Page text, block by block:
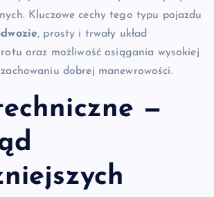
Kluczowe cechy tego typu pojazdu
, prosty i trwały układ
oraz możliwość osiągania wysokiej
dobrej manewrowości.
—